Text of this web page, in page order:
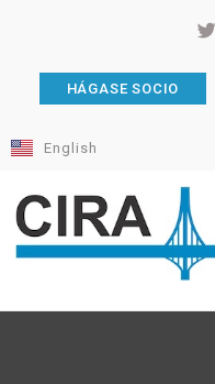
HÁGASE SOCIO
English